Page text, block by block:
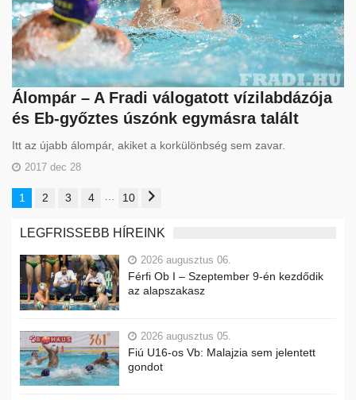
Álompár – A Fradi válogatott vízilabdázója
és Eb-győztes úszónk egymásra talált
Itt az újabb álompár, akiket a korkülönbség sem zavar.
2017 dec 28
1 2 3 4 10
LEGFRISSEBB HÍREINK
2026 augusztus 06.
Férfi Ob I – Szeptember 9-én kezdődik
az alapszakasz
2026 augusztus 05.
Fiú U16-os Vb: Malajzia sem jelentett
gondot